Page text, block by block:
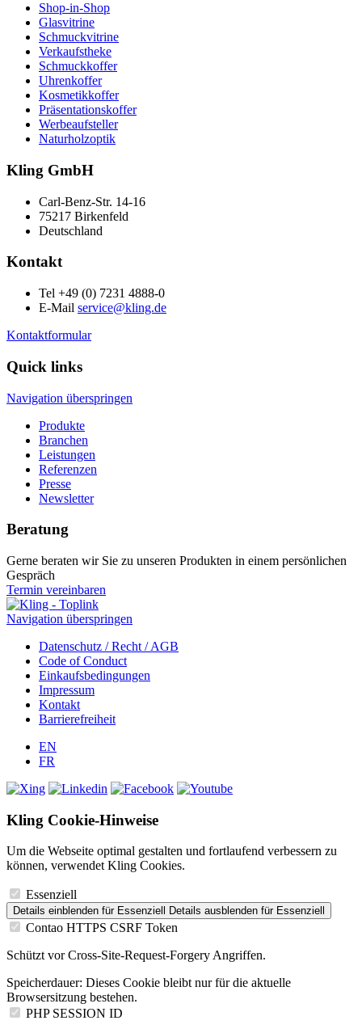
Shop-in-Shop
Glasvitrine
Schmuckvitrine
Verkaufstheke
Schmuckkoffer
Uhrenkoffer
Kosmetikkoffer
Präsentationskoffer
Werbeaufsteller
Naturholzoptik
Kling GmbH
Carl-Benz-Str. 14-16
75217 Birkenfeld
Deutschland
Kontakt
Tel +49 (0) 7231 4888-0
E-Mail service@kling.de
Kontaktformular
Quick links
Navigation überspringen
Produkte
Branchen
Leistungen
Referenzen
Presse
Newsletter
Beratung
Gerne beraten wir Sie zu unseren Produkten in einem persönlichen
Gespräch
Termin vereinbaren
Navigation überspringen
Datenschutz / Recht / AGB
Code of Conduct
Einkaufsbedingungen
Impressum
Kontakt
Barrierefreiheit
EN
FR
Kling Cookie-Hinweise
Um die Webseite optimal gestalten und fortlaufend verbessern zu
können, verwendet Kling Cookies.
Essenziell
Details einblenden für Essenziell Details ausblenden für Essenziell
Contao HTTPS CSRF Token
Schützt vor Cross-Site-Request-Forgery Angriffen.
Speicherdauer: Dieses Cookie bleibt nur für die aktuelle
Browsersitzung bestehen.
PHP SESSION ID